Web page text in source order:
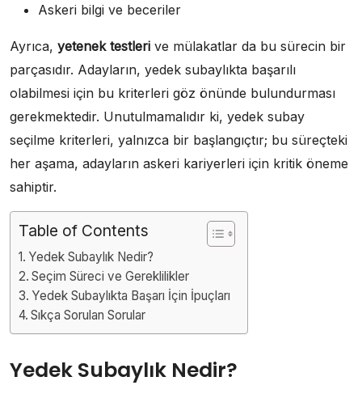
Askeri bilgi ve beceriler
Ayrıca, yetenek testleri ve mülakatlar da bu sürecin bir
parçasıdır. Adayların, yedek subaylıkta başarılı
olabilmesi için bu kriterleri göz önünde bulundurması
gerekmektedir. Unutulmamalıdır ki, yedek subay
seçilme kriterleri, yalnızca bir başlangıçtır; bu süreçteki
her aşama, adayların askeri kariyerleri için kritik öneme
sahiptir.
Table of Contents
Yedek Subaylık Nedir?
Seçim Süreci ve Gereklilikler
Yedek Subaylıkta Başarı İçin İpuçları
Sıkça Sorulan Sorular
Yedek Subaylık Nedir?